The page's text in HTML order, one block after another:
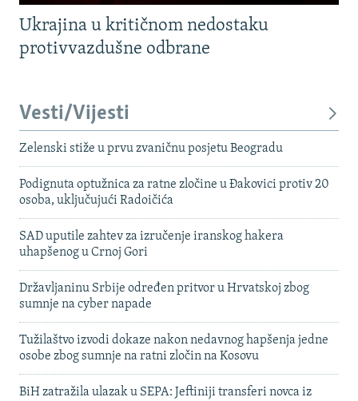
Ukrajina u kritičnom nedostaku
protivvazdušne odbrane
Vesti/Vijesti
Zelenski stiže u prvu zvaničnu posjetu Beogradu
Podignuta optužnica za ratne zločine u Đakovici protiv 20
osoba, uključujući Radoičića
SAD uputile zahtev za izručenje iranskog hakera
uhapšenog u Crnoj Gori
Državljaninu Srbije određen pritvor u Hrvatskoj zbog
sumnje na cyber napade
Tužilaštvo izvodi dokaze nakon nedavnog hapšenja jedne
osobe zbog sumnje na ratni zločin na Kosovu
BiH zatražila ulazak u SEPA: Jeftiniji transferi novca iz